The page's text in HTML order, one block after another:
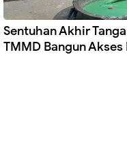
Sentuhan Akhir
TMMD Bangun